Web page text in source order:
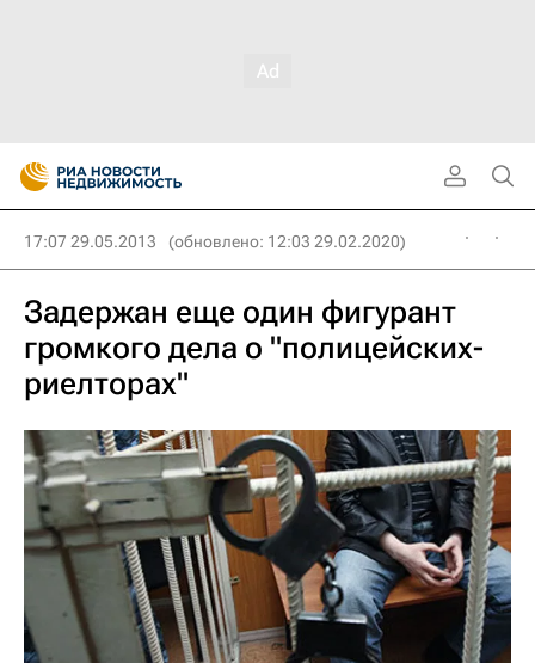
17:07 29.05.2013 (обновлено: 12:03 29.02.2020)
Задержан еще один фигурант
громкого дела о "полицейских-
риелторах"